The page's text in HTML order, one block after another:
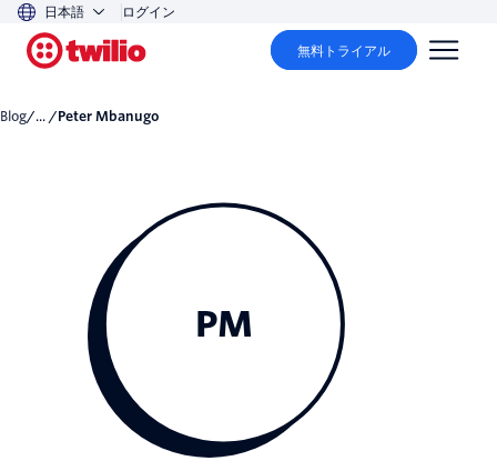
日本語 ログイン
無料トライアル
Blog/... / Peter Mbanugo
PM